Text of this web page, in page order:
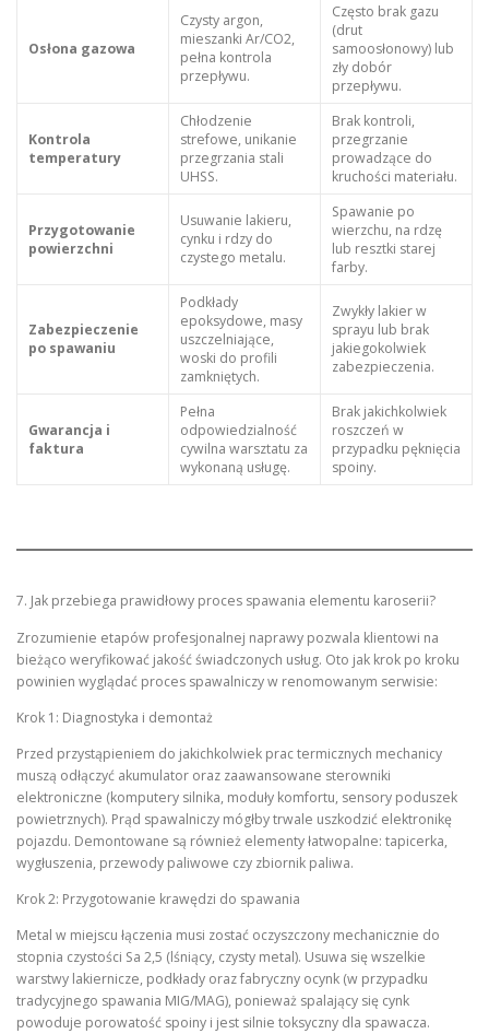
Osłona gazowa
Czysty argon,
mieszanki Ar/CO2,
pełna kontrola
przepływu.
Często brak gazu
(drut
samoosłonowy) lub
zły dobór
przepływu.
Kontrola
temperatury
Chłodzenie
strefowe, unikanie
przegrzania stali
UHSS.
Brak kontroli,
przegrzanie
prowadzące do
kruchości materiału.
Przygotowanie
powierzchni
Usuwanie lakieru,
cynku i rdzy do
czystego metalu.
Spawanie po
wierzchu, na rdzę
lub resztki starej
farby.
Zabezpieczenie
po spawaniu
Podkłady
epoksydowe, masy
uszczelniające,
woski do profili
zamkniętych.
Zwykły lakier w
sprayu lub brak
jakiegokolwiek
zabezpieczenia.
Gwarancja i
faktura
Pełna
odpowiedzialność
cywilna warsztatu za
wykonaną usługę.
Brak jakichkolwiek
roszczeń w
przypadku pęknięcia
spoiny.
7. Jak przebiega prawidłowy proces spawania elementu karoserii?
Zrozumienie etapów profesjonalnej naprawy pozwala klientowi na
bieżąco weryfikować jakość świadczonych usług. Oto jak krok po kroku
powinien wyglądać proces spawalniczy w renomowanym serwisie:
Krok 1: Diagnostyka i demontaż
Przed przystąpieniem do jakichkolwiek prac termicznych mechanicy
muszą odłączyć akumulator oraz zaawansowane sterowniki
elektroniczne (komputery silnika, moduły komfortu, sensory poduszek
powietrznych). Prąd spawalniczy mógłby trwale uszkodzić elektronikę
pojazdu. Demontowane są również elementy łatwopalne: tapicerka,
wygłuszenia, przewody paliwowe czy zbiornik paliwa.
Krok 2: Przygotowanie krawędzi do spawania
Metal w miejscu łączenia musi zostać oczyszczony mechanicznie do
stopnia czystości Sa 2,5 (lśniący, czysty metal). Usuwa się wszelkie
warstwy lakiernicze, podkłady oraz fabryczny ocynk (w przypadku
tradycyjnego spawania MIG/MAG), ponieważ spalający się cynk
powoduje porowatość spoiny i jest silnie toksyczny dla spawacza.